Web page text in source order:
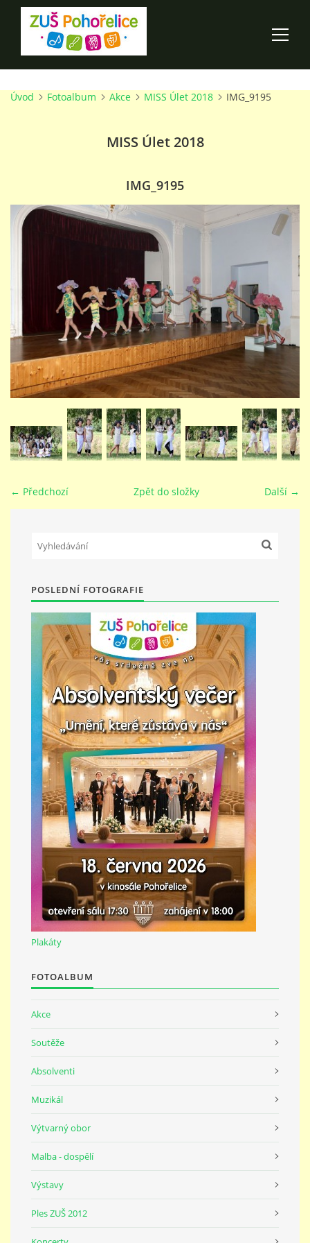
ÚVOD
100 LET ZUŠ POHOŘELICE
O ŠKOLE
TALENTOVÉ ZKOUŠKY
STUDIJNÍ OBORY
GALERIE
VIDEA - FILMOVÁ TVORBA
KONTAKTY
PŘÍMĚSTSKÝ TÁBOR
MISS VÝTVARNÝ MODEL
ZAMĚSTNÁNÍ
DOTACE
GDPR
ZUŠ Pohořelice
Školní 462
Pohořelice
691 23
© 2026 eStránky.cz
Úvod Fotoalbum Akce MISS Úlet 2018 IMG_9195
MISS Úlet 2018
IMG_9195
← Předchozí Další →
Zpět do složky
POSLEDNÍ FOTOGRAFIE
Plakáty
FOTOALBUM
Akce
Soutěže
Absolventi
Muzikál
Výtvarný obor
Malba - dospělí
Výstavy
Ples ZUŠ 2012